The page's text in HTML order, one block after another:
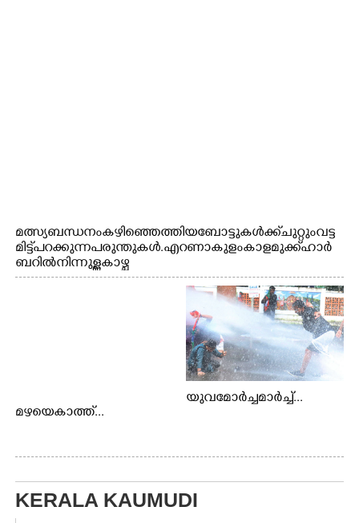
മത്സ്യബന്ധനം കഴിഞ്ഞെത്തിയ ബോട്ടുകൾക്ക് ചുറ്റും വട്ട
മിട്ട് പറക്കുന്ന പരുന്തുകൾ. എറണാകുളം കാളമുക്ക് ഹാർ
ബറിൽ നിന്നുള്ള കാഴ്ച
മഴയെകാത്ത്...
യുവമോർച്ചമാർച്ച്...
KERALA KAUMUDI